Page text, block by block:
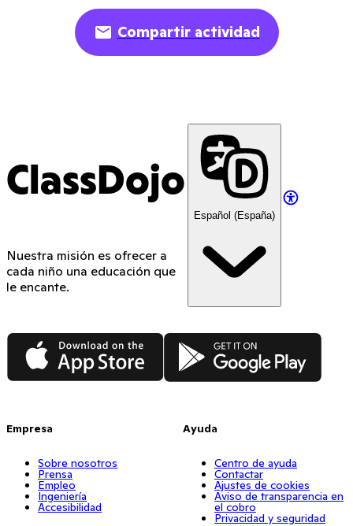
Compartir actividad
ClassDojo
Nuestra misión es ofrecer a
cada niño una educación que
le encante.
Español (España)
App Store Google Play
Empresa
Sobre nosotros
Prensa
Empleo
Ingeniería
Accesibilidad
Ayuda
Centro de ayuda
Contactar
Ajustes de cookies
Aviso de transparencia en
el cobro
Privacidad y seguridad